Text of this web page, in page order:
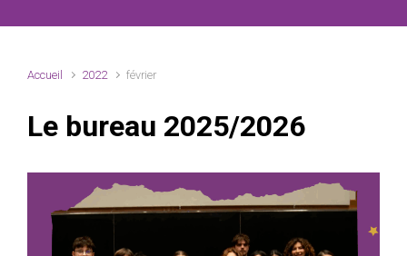
Accueil 2022 février
Le bureau 2025/2026